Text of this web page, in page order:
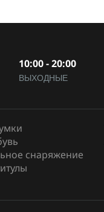
10:00 - 20:00
ВЫХОДНЫЕ
снаряжение